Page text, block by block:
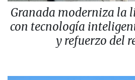
Granada moderniza la
con tecnología
y refuerzo del